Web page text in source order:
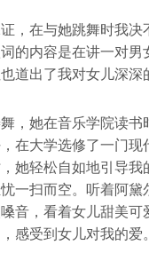
，在与她跳舞时我决
的内容是在讲一对男
道出了我对女儿深深
，她在音乐学院读书
在大学选修了一门现
她轻松自如地引导我
一扫而空。听着阿黛
音，看着女儿甜美可
感受到女儿对我的爱。